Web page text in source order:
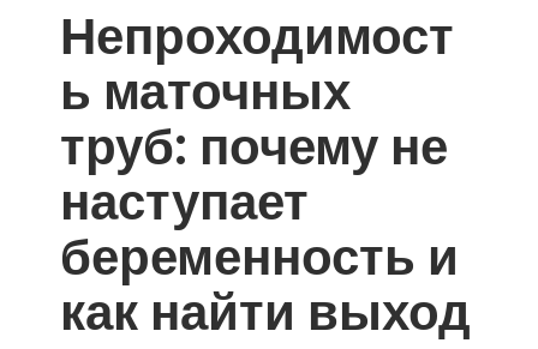
Непроходимост
ь маточных
труб: почему не
наступает
беременность и
как найти выход